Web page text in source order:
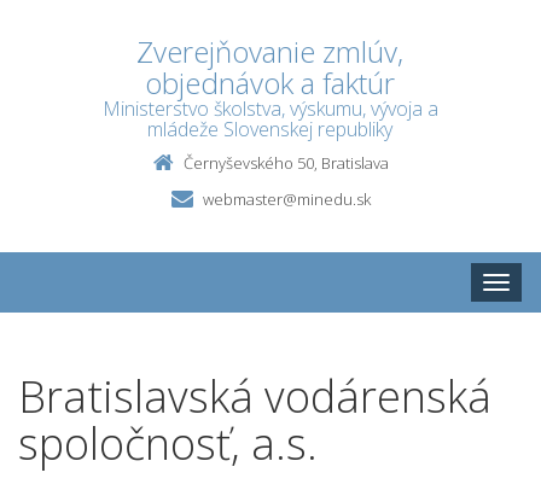
Zverejňovanie zmlúv,
objednávok a faktúr
Ministerstvo školstva, výskumu, vývoja a
mládeže Slovenskej republiky
Černyševského 50, Bratislava
webmaster@minedu.sk
Toggle
Bratislavská vodárenská
spoločnosť, a.s.